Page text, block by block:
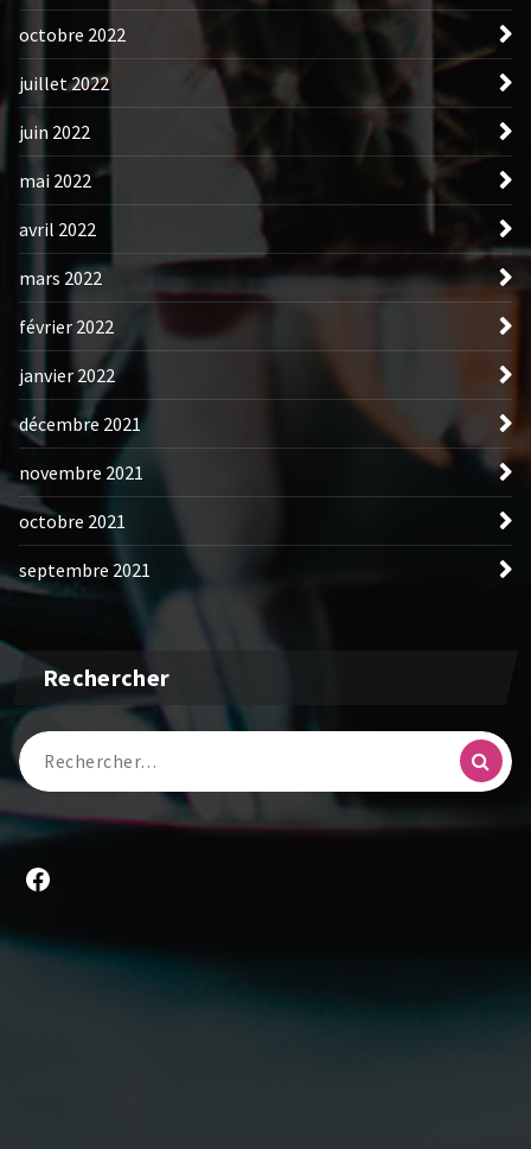
octobre 2022
juillet 2022
juin 2022
mai 2022
avril 2022
mars 2022
février 2022
janvier 2022
décembre 2021
novembre 2021
octobre 2021
septembre 2021
Rechercher
Recherche
pour :